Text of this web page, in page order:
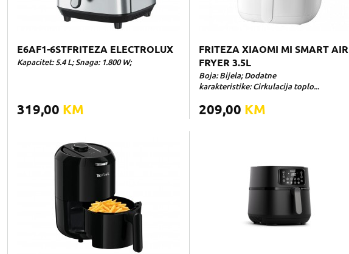
E6AF1-6STFRITEZA ELECTROLUX
Kapacitet: 5.4 L; Snaga: 1.800 W;
319,00 KM
FRITEZA XIAOMI MI SMART AIR
FRYER 3.5L
Boja: Bijela; Dodatne
karakteristike: Cirkulacija toplo...
209,00 KM